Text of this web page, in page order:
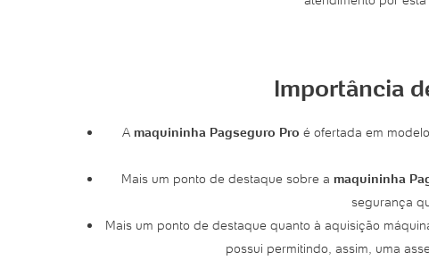
Importância
A maquininha Pagseguro Pro é ofertada em
Mais um ponto de destaque sobre a maquininha
segurança
Mais um ponto de destaque quanto à aquisição
possui permitindo, assim, uma